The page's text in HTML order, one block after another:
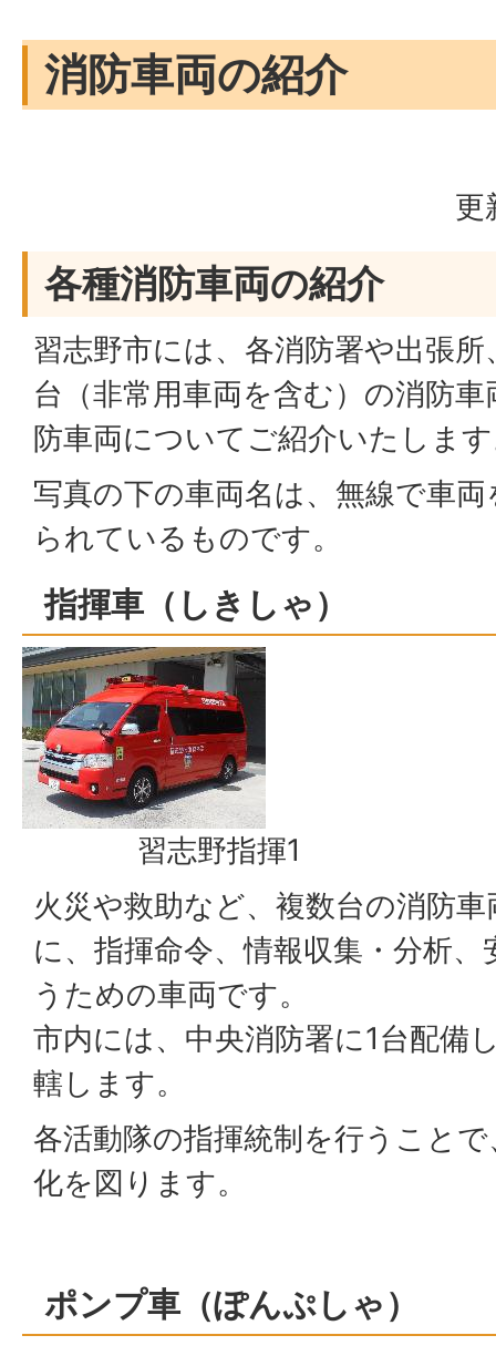
消防車両の紹介
更
各種消防車両の紹介
習志野市には、各消防署や出張
台（非常用車両を含む）の消防
防車両についてご紹介いたしま
写真の下の車両名は、無線で車
られているものです。
指揮車（しきしゃ）
習志野指揮1
火災や救助など、複数台の消防
に、指揮命令、情報収集・分析
うための車両です。
市内には、中央消防署に1台配備
轄します。
各活動隊の指揮統制を行うこと
化を図ります。
ポンプ車（ぽんぷしゃ）